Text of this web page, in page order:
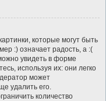
которые могут быть
:) означает радость, а :(
увидеть в форме
используя их: они легко
может
удалить его.
количество